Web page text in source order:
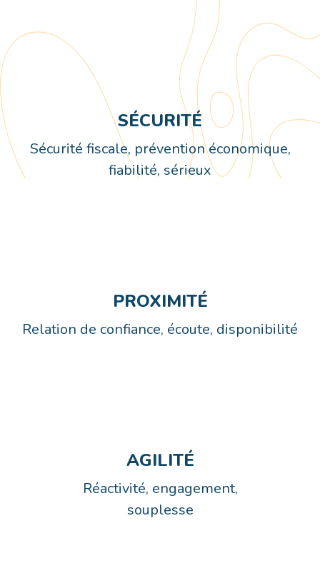
SÉCURITÉ
Sécurité fiscale, prévention économique,
fiabilité, sérieux
PROXIMITÉ
Relation de confiance, écoute, disponibilité
AGILITÉ
Réactivité, engagement,
souplesse